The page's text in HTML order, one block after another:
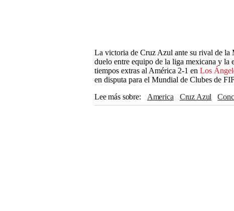
La victoria de Cruz Azul ante su rival de la
duelo entre equipo de la liga mexicana y
tiempos extras al América 2-1 en Los
en disputa para el Mundial de Clubes de
Lee más sobre
America Cruz Azul
Monterrey